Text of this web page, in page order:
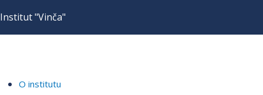
Institut "Vinča"
O institutu